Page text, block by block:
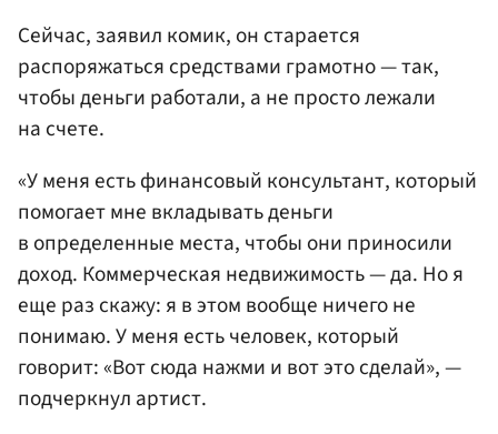
Сейчас, заявил комик, он старается
распоряжаться средствами грамотно — так,
чтобы деньги работали, а не просто лежали
на счете.
«У меня есть финансовый консультант, который
помогает мне вкладывать деньги
в определенные места, чтобы они приносили
доход. Коммерческая недвижимость — да. Но я
еще раз скажу: я в этом вообще ничего не
понимаю. У меня есть человек, который
говорит: «Вот сюда нажми и вот это сделай», —
подчеркнул артист.